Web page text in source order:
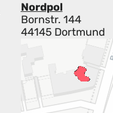
Nordpol
Bornstr. 144
44145 Dortmund